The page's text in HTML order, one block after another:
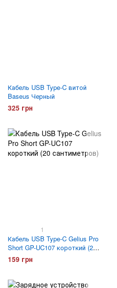
Кабель USB Type-C витой
Baseus Черный
325 грн
1
Кабель USB Type-C Gelius Pro
Short GP-UC107 короткий (20
сантиметров)
159 грн